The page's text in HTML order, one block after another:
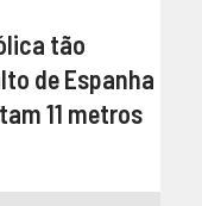
tão
de Espanha
11 metros